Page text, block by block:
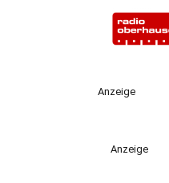
Anzeige
Anzeige